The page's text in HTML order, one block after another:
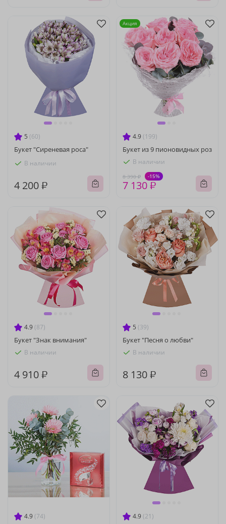
5 (60)
Букет "Сиреневая роса"
В наличии
4 200 ₽
4.9 (199)
Букет из 9 пионовидных роз
В наличии
8 390 ₽ -15%
7 130 ₽
Акция
4.9 (87)
Букет "Знак внимания"
В наличии
4 910 ₽
5 (39)
Букет "Песня о любви"
В наличии
8 130 ₽
4.9 (74) 4.9 (21)